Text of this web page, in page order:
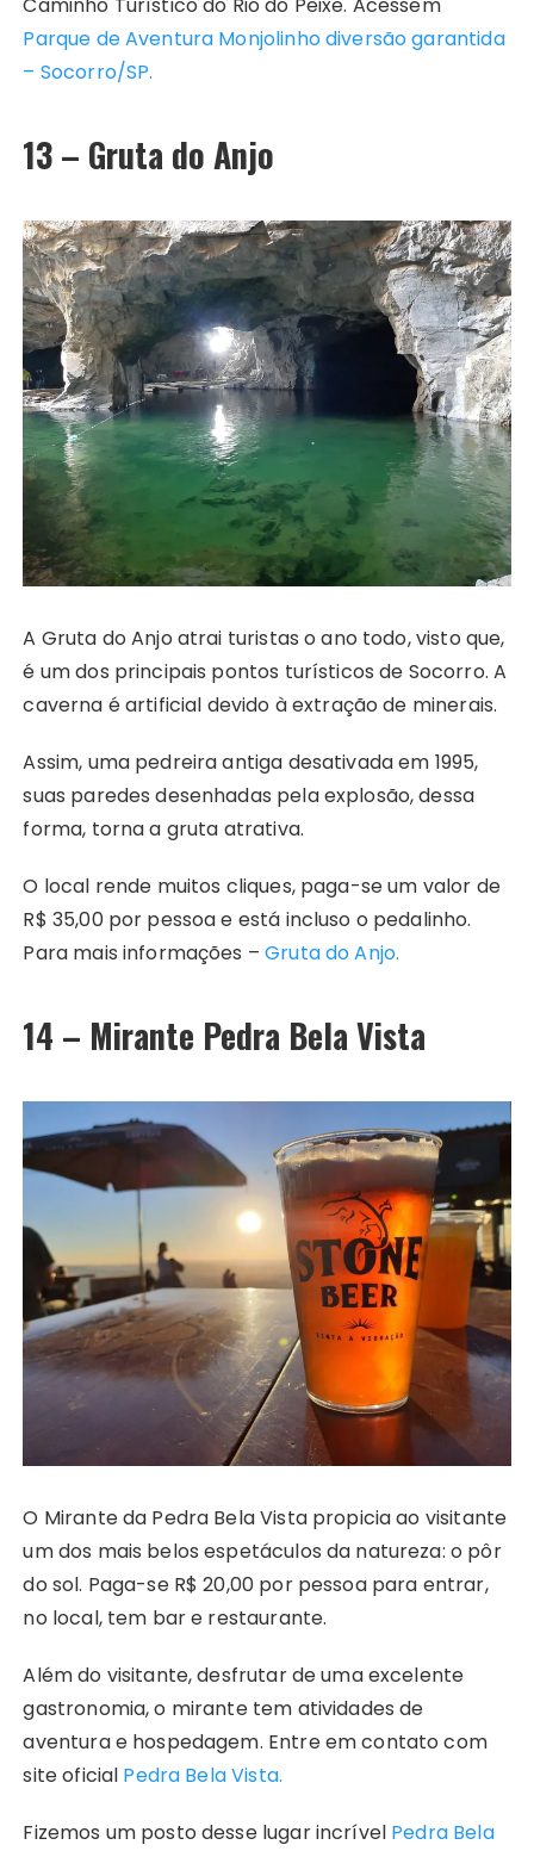
Parque de Aventura Monjolinho diversão garantida
– Socorro/SP.
13 – Gruta do Anjo
A Gruta do Anjo atrai turistas o ano todo, visto que,
é um dos principais pontos turísticos de Socorro. A
caverna é artificial devido à extração de minerais.
Assim, uma pedreira antiga desativada em 1995,
suas paredes desenhadas pela explosão, dessa
forma, torna a gruta atrativa.
O local rende muitos cliques, paga-se um valor de
R$ 35,00 por pessoa e está incluso o pedalinho.
Para mais informações –Gruta do Anjo.
14 – Mirante Pedra Bela Vista
O Mirante da Pedra Bela Vista propicia ao visitante
um dos mais belos espetáculos da natureza: o pôr
do sol. Paga-se R$ 20,00 por pessoa para entrar,
no local, tem bar e restaurante.
Além do visitante, desfrutar de uma excelente
gastronomia, o mirante tem atividades de
aventura e hospedagem. Entre em contato com
site oficial Pedra Bela Vista.
Fizemos um posto desse lugar incrível Pedra Bela